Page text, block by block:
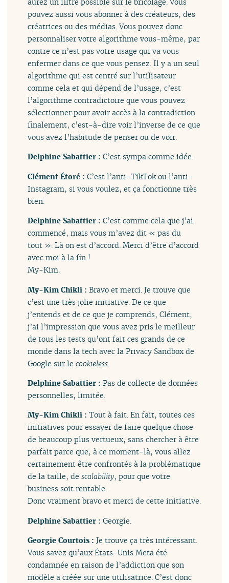
pouvez aussi vous abonner à des créateurs, des
créatrices ou des médias. Vous pouvez donc
personnaliser votre algorithme vous-même, par
contre ce n’est pas votre usage qui va vous
enfermer dans ce que vous pensez. Il y a un seul
algorithme qui est centré sur l’utilisateur
comme cela et qui dépend de l’usage, c’est
l’algorithme contradictoire que vous pouvez
sélectionner pour avoir accès à la contradiction
finalement, c’est-à-dire voir l’inverse de ce que
vous avez l’habitude de penser ou de voir.
Delphine Sabattier :C’est sympa comme idée.
Clément Étoré :C’est l’anti-TikTok ou l’anti-
Instagram, si vous voulez, et ça fonctionne très
bien.
Delphine Sabattier :C’est comme cela que j’ai
commencé, mais vous m’avez dit « pas du
tout ». Là on est d’accord. Merci d’être d’accord
avec moi à la fin !
My-Kim.
My-Kim Chikli :Bravo et merci. Je trouve que
c’est une très jolie initiative. De ce que
j’entends et de ce que je comprends, Clément,
j’ai l’impression que vous avez pris le meilleur
de tous les tests qu’ont fait ces grands de ce
monde dans la tech avec la Privacy Sandbox de
Google sur lecookieless
Delphine Sabattier :Pas de collecte de données
personnelles, limitée.
My-Kim Chikli :Tout à fait. En fait, toutes ces
initiatives pour essayer de faire quelque chose
de beaucoup plus vertueux, sans chercher à être
parfait parce que, à ce moment-là, vous allez
certainement être confrontés à la problématique
de la taille, descalability, pour que votre
business soit rentable.
Donc vraiment bravo et merci de cette initiative.
Delphine Sabattier :Georgie.
Georgie Courtois :Je trouve ça très intéressant.
Vous savez qu’aux États-Unis Meta été
condamnée en raison de l’addiction que son
modèle a créée sur une utilisatrice. C’est donc